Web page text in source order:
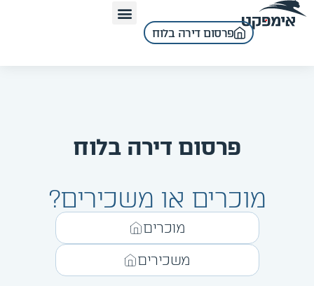
פרסום דירה בלוח
פרסום דירה בלוח
מוכרים או משכירים?
מוכרים
משכירים